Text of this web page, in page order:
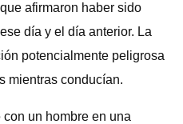
afirmaron haber sido
día y el día anterior. La
potencialmente peligrosa
mientras conducían.
un hombre en una